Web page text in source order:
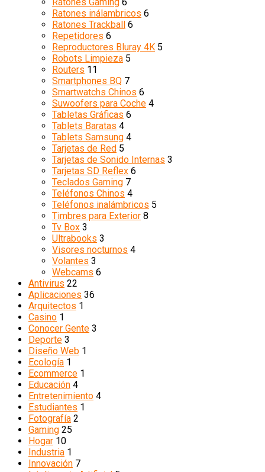
Ratones inálambricos 6
Ratones Trackball 6
Repetidores 6
Reproductores Bluray 4K 5
Robots Limpieza 5
Routers 11
Smartphones BQ 7
Smartwatchs Chinos 6
Suwoofers para Coche 4
Tabletas Gráficas 6
Tablets Baratas 4
Tablets Samsung 4
Tarjetas de Red 5
Tarjetas de Sonido Internas 3
Tarjetas SD Reflex 6
Teclados Gaming 7
Teléfonos Chinos 4
Teléfonos inalámbricos 5
Timbres para Exterior 8
Tv Box 3
Ultrabooks 3
Visores nocturnos 4
Volantes 3
Webcams 6
Antivirus 22
Aplicaciones 36
Arquitectos 1
Casino 1
Conocer Gente 3
Deporte 3
Diseño Web 1
Ecología 1
Ecommerce 1
Educación 4
Entretenimiento 4
Estudiantes 1
Fotografía 2
Gaming 25
Hogar 10
Industria 1
Innovación 7